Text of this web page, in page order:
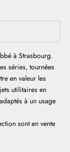
à Strasbourg.
séries, tournées
en valeur les
utilitaires en
à un usage
sont en vente